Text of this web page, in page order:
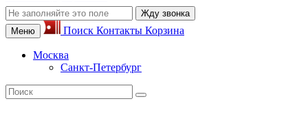
Жду звонка
Меню
Поиск Контакты Корзина
Москва
Санкт-Петербург